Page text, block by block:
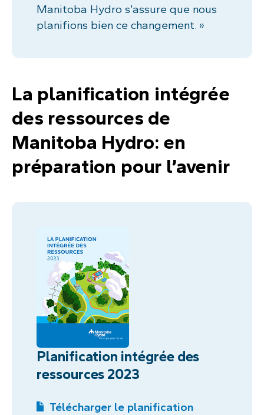
Manitoba Hydro s’assure que nous
planifions bien ce changement. »
La planification intégrée
des ressources de
Manitoba Hydro: en
préparation pour l’avenir
Planification intégrée des
ressources 2023
Télécharger le planification